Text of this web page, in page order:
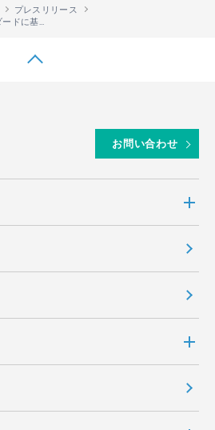
プレスリリース
IP Infusion、オープンスタンダードに基づくIPoDWDM商用ソリューションを評価する初のTelecom Infra Project MANTRA概念実証を主催
お問い合わせ